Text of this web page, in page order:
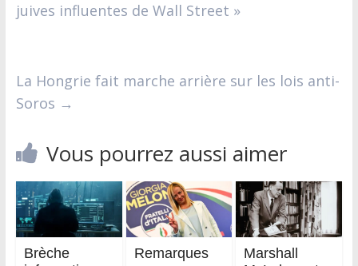
juives influentes de Wall Street »
La Hongrie fait marche arrière sur les lois anti-
Soros →
Vous pourrez aussi aimer
Brèche
Remarques
Marshall